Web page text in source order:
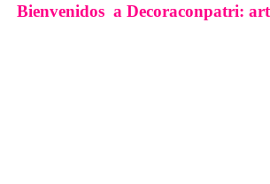
Bienvenidos a Decoraconpatri: